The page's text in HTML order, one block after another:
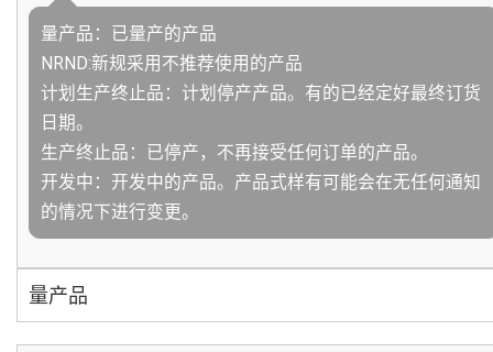
量产品：已量产的产品
NRND:新规采用不推荐使用的产品
计划生产终止品：计划停产产品。有的已经定好最终订货
日期。
生产终止品：已停产，不再接受任何订单的产品。
开发中：开发中的产品。产品式样有可能会在无任何通知
的情况下进行变更。
量产品